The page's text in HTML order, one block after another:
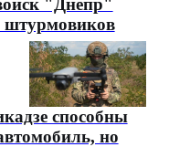
"Днепр"
штурмовиков
способны
но